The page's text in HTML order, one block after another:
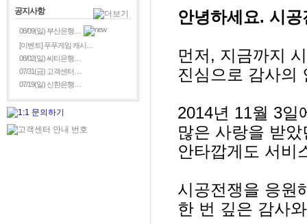
공지사항
08/09(일) 부산은행…
[이벤트] 푸푸게임 캐시…
08/02(일) 씨티은행…
07/31(금) 고객센터…
07/19(일) 신한은행…
안녕하세요. 시공
먼저, 지금까지
진심으로 감사의
2014년 11월 3일
많은 사랑을 받
안타깝게도 서비
시공전쟁을 응원
한 번 깊은 감사